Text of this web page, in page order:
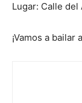
Lugar: Calle
¡Vamos a